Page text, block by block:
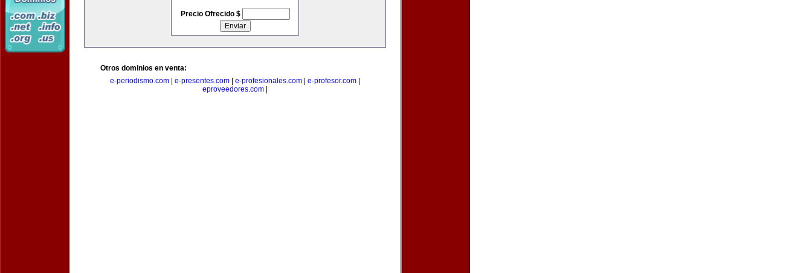
Precio Ofrecido $
Otros dominios en venta:
e-periodismo.com
e-presentes.com e-profesionales.com e-profesor.com
eproveedores.com